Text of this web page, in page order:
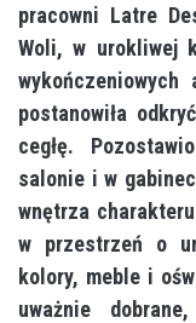
pracowni Latre
Woli, w urokliwej
wykończeniowych
postanowiła
cegłę.
salonie i w
wnętrza
w przestrzeń o
kolory, meble i
uważnie